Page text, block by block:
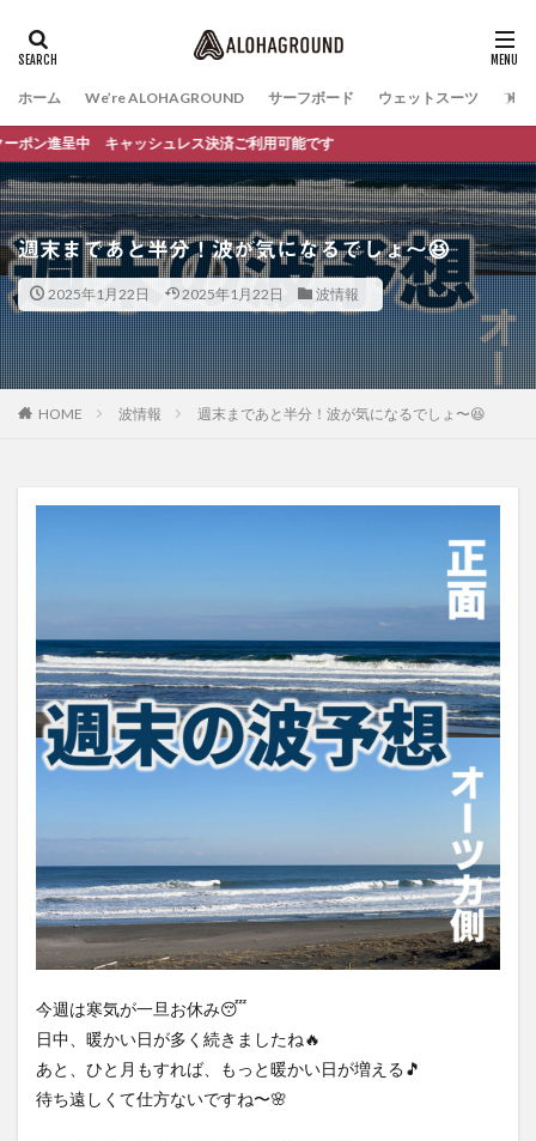
ホーム We’re ALOHAGROUND サーフボード ウェットスーツ ファ
ャッシュレス決済ご利用可能です
週末まであと半分！波が気になるでしょ〜😆
2025年1月22日 2025年1月22日 波情報
HOME 波情報 週末まであと半分！波が気になるでしょ〜😆
今週は寒気が一旦お休み😴
日中、暖かい日が多く続きましたね🔥
あと、ひと月もすれば、もっと暖かい日が増える🎵
待ち遠しくて仕方ないですね〜🌸